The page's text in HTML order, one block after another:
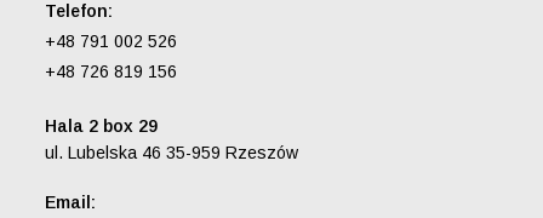
Telefon:
+48 791 002 526
+48 726 819 156
Hala 2 box 29
ul. Lubelska 46 35-959 Rzeszów
Email: